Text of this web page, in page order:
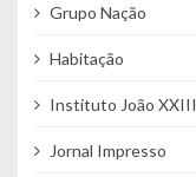
Grupo Nação
Habitação
Instituto João XXIII
Jornal Impresso